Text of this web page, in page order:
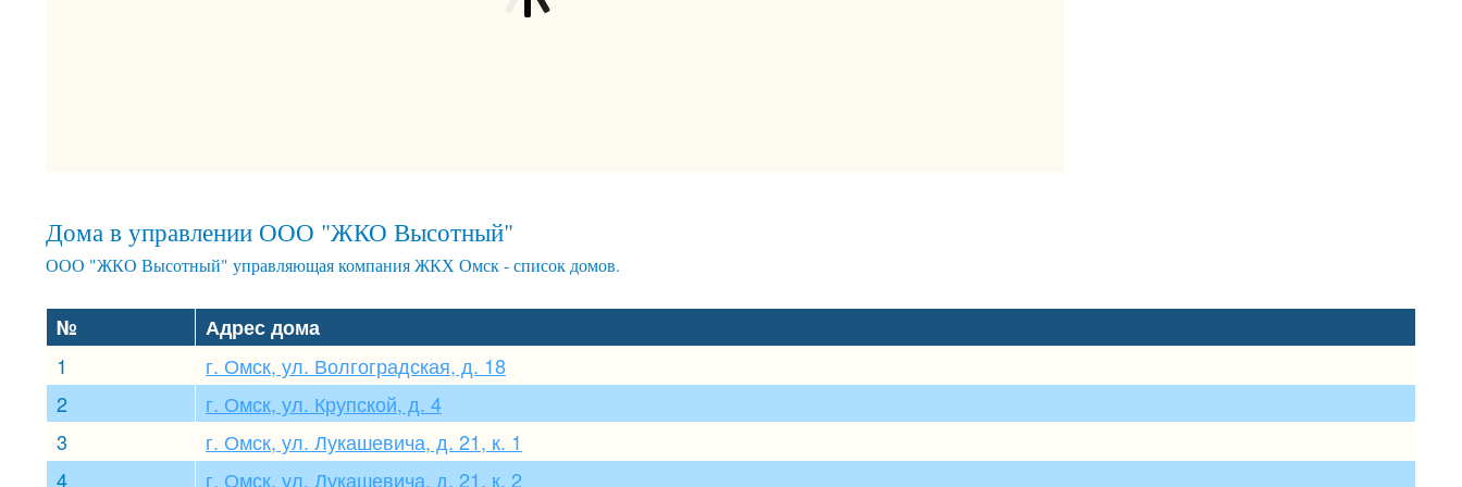
Дома в управлении ООО "ЖКО Высотный"
ООО "ЖКО Высотный" управляющая компания ЖКХ Омск - список домов.
№
Адрес дома
1
г. Омск, ул. Волгоградская, д. 18
2
г. Омск, ул. Крупской, д. 4
3
г. Омск, ул. Лукашевича, д. 21, к. 1
4
г. Омск, ул. Лукашевича, д. 21, к. 2